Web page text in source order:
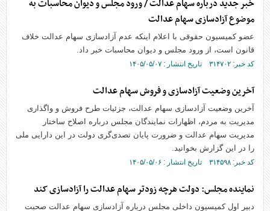
خبر جدید درباره سهام عدالت / ورود مجلس و دیوان محاسبات به
موضوع آزادسازی سهام عدالت
عضو کمیسیون حقوقی با اعلام اینکه عدم آزادسازی سهام عدالت خلاف
قانون است، از ورود مجلس و دیوان محاسبات خبر داد.
کد خبر: ۳۱۴۷۰۲ تاریخ انتشار : ۱۴۰۵/۰۵/۰۷
آخرین وضعیت آزادسازی و فروش سهام عدالت
آخرین وضعیت آزادسازی سهام عدالت، جزئیات طرح فروش و واگذاری
مدیریت به مردم، اظهارات نمایندگان مجلس درباره اصلاح ساختار
مدیریت سهام عدالت و ضرورت پایان تصدی‌گری دولت در این دارایی ملی
را در این گزارش بخوانید.
کد خبر: ۳۱۴۵۹۸ تاریخ انتشار : ۱۴۰۵/۰۵/۰۶
نماینده مجلس: دولت هرچه زودتر سهام عدالت را آزادسازی کند
دبیر اول کمیسیون داخلی مجلس درباره آزادسازی سهام عدالت صحبت